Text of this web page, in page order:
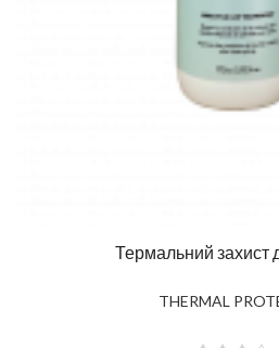
Термальний захист
THERMAL